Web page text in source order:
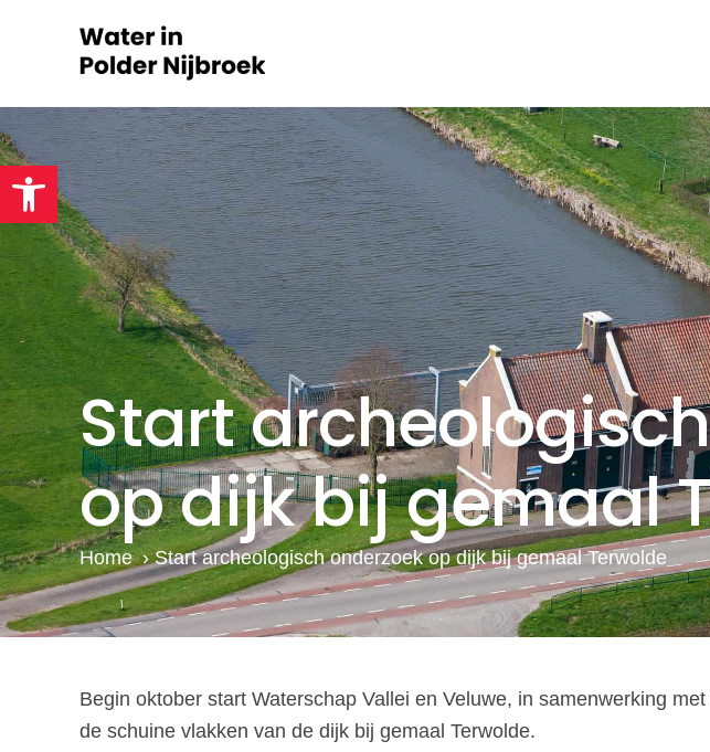
Toolbar openen
Start
op dijk bij gemaal
Home › Start archeologisch onderzoek op dijk bij gemaal Terwolde
Begin oktober start Waterschap Vallei en Veluwe, in samenwerking
de schuine vlakken van de dijk bij gemaal Terwolde.